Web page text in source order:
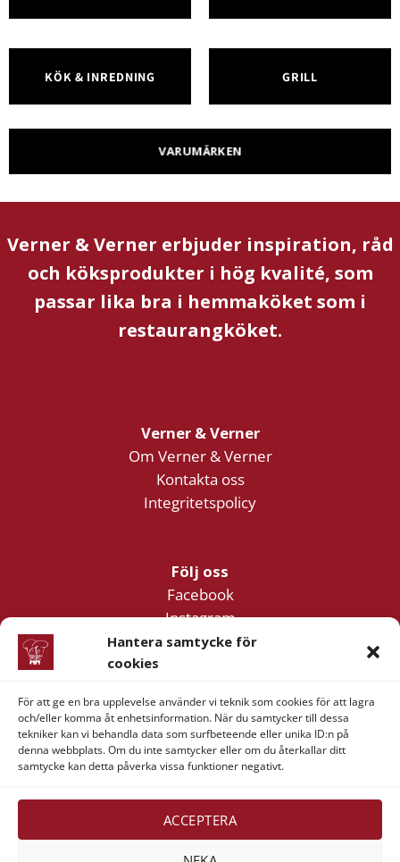
Hantera samtycke för
cookies
För att ge en bra upplevelse använder vi teknik som cookies för att lagra
och/eller komma åt enhetsinformation. När du samtycker till dessa
tekniker kan vi behandla data som surfbeteende eller unika ID:n på
denna webbplats. Om du inte samtycker eller om du återkallar ditt
samtycke kan detta påverka vissa funktioner negativt.
ACCEPTERA
KÖK & INREDNING GRILL
VARUMÄRKEN
Verner & Verner erbjuder inspiration, råd
och köksprodukter i hög kvalité, som
passar lika bra i hemmaköket som i
restaurangköket.
Verner & Verner
Om Verner & Verner
Kontakta oss
Integritetspolicy
Följ oss
Facebook
Instagram
YouTube
Företagsinformation
Verner & Verner Nordstan AB
Lilla Klädpressaregatan 11